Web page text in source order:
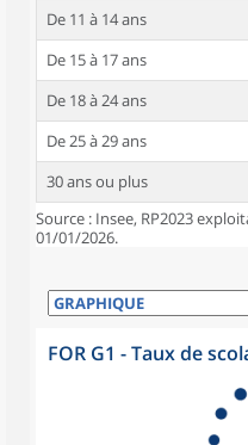
De 11 à 14 ans
De 15 à 17 ans
De 18 à 24 ans
De 25 à 29 ans
30 ans ou plus
Source : Insee, RP2023
01/01/2026.
FOR G1 - Taux de